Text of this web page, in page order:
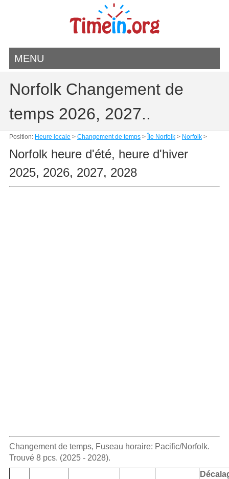
MENU
Norfolk Changement de
temps 2026, 2027..
Position: Heure locale > Changement de temps> Île Norfolk> Norfolk>
Norfolk heure d'été, heure d'hiver
2025, 2026, 2027, 2028
Changement de temps, Fuseau horaire: Pacific/Norfolk.
Trouvé 8 pcs. (2025 - 2028).